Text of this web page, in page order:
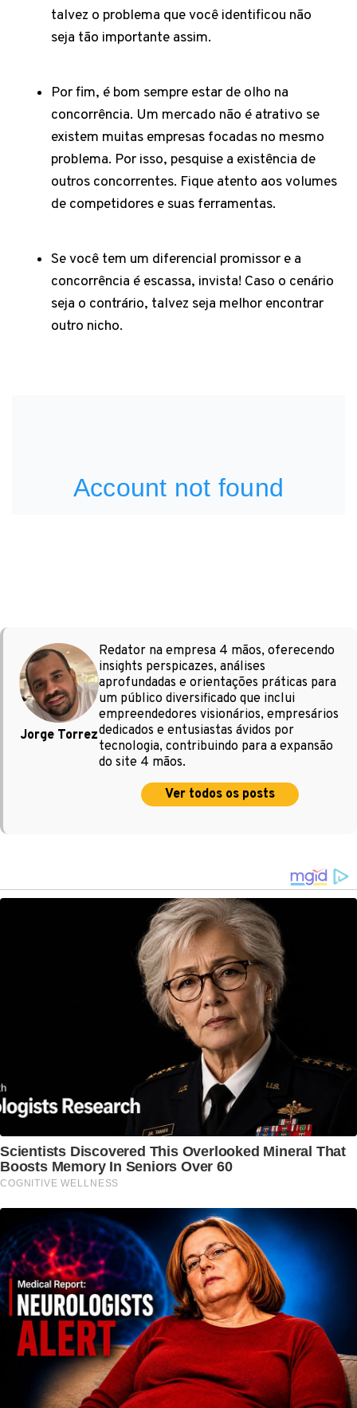
talvez o problema que você identificou não
seja tão importante assim.
Por fim, é bom sempre estar de olho na
concorrência. Um mercado não é atrativo se
existem muitas empresas focadas no mesmo
problema. Por isso, pesquise a existência de
outros concorrentes. Fique atento aos volumes
de competidores e suas ferramentas.
Se você tem um diferencial promissor e a
concorrência é escassa, invista! Caso o cenário
seja o contrário, talvez seja melhor encontrar
outro nicho.
Jorge Torrez
Redator na empresa 4 mãos, oferecendo
insights perspicazes, análises
aprofundadas e orientações práticas para
um público diversificado que inclui
empreendedores visionários, empresários
dedicados e entusiastas ávidos por
tecnologia, contribuindo para a expansão
do site 4 mãos.
Ver todos os posts